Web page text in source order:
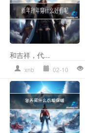
和吉祥，代...
xnb 02-10